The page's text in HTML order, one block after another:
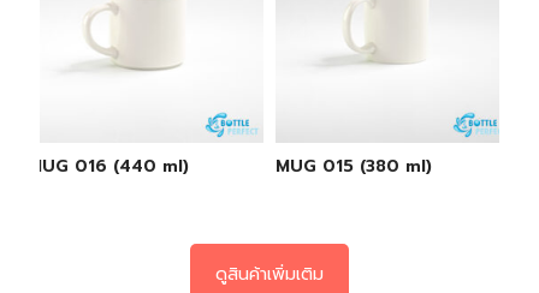
MUG 016 (440 ml) MUG 015 (380 ml)
ดูสินค้าเพิ่มเติม